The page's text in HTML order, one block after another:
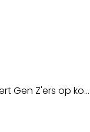
Doorpakkers trakteert Gen Z'ers op koffie bij het Verbond